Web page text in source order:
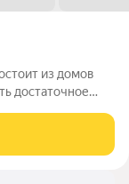
из домов
достаточное
базовой